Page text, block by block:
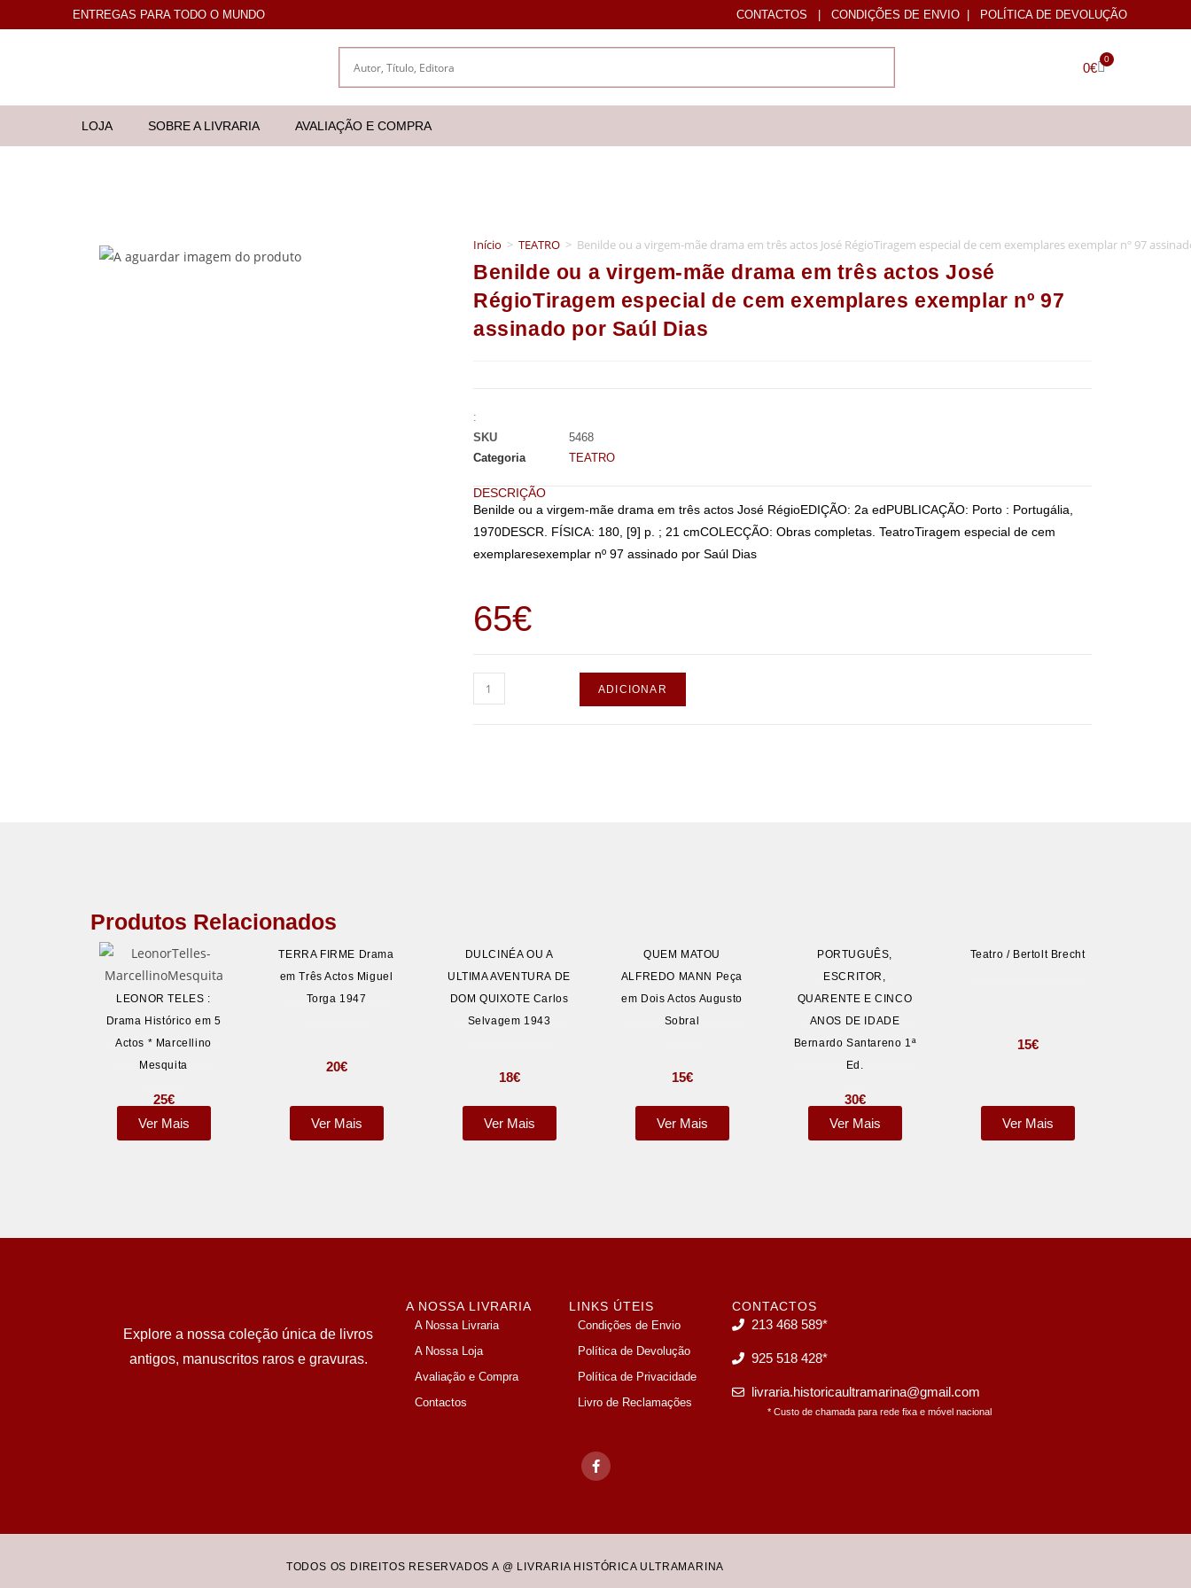
ENTREGAS PARA TODO O MUNDO CONTACTOS | CONDIÇÕES DE ENVIO | POLÍTICA DE DEVOLUÇÃO
0€
0
LOJA SOBRE A LIVRARIA AVALIAÇÃO E COMPRA
Início > TEATRO > Benilde ou a virgem-mãe drama em três actos José RégioTiragem especial de cem exemplares exemplar nº 97
Benilde ou a virgem-mãe drama em três actos José
RégioTiragem especial de cem exemplares exemplar nº 97
assinado por Saúl Dias
:
SKU
5468
Categoria
TEATRO
DESCRIÇÃO
Benilde ou a virgem-mãe drama em três actos José RégioEDIÇÃO: 2a edPUBLICAÇÃO: Porto : Portugália,
1970DESCR. FÍSICA: 180, [9] p. ; 21 cmCOLECÇÃO: Obras completas. TeatroTiragem especial de cem
exemplaresexemplar nº 97 assinado por Saúl Dias
65€
ADICIONAR
Produtos Relacionados
LEONOR TELES :
Drama Histórico em 5
Actos * Marcellino
Mesquita
25€
Ver Mais
TERRA FIRME Drama
em Três Actos Miguel
Torga 1947
20€
Ver Mais
DULCINÉA OU A
ULTIMA AVENTURA DE
DOM QUIXOTE Carlos
Selvagem 1943
18€
Ver Mais
QUEM MATOU
ALFREDO MANN Peça
em Dois Actos Augusto
Sobral
15€
Ver Mais
PORTUGUÊS,
ESCRITOR,
QUARENTE E CINCO
ANOS DE IDADE
Bernardo Santareno 1ª
Ed.
30€
Ver Mais
Teatro / Bertolt Brecht
15€
Ver Mais
Explore a nossa coleção única de livros
antigos, manuscritos raros e gravuras.
A NOSSA LIVRARIA
A Nossa Livraria
A Nossa Loja
Avaliação e Compra
Contactos
LINKS ÚTEIS
Condições de Envio
Política de Devolução
Política de Privacidade
Livro de Reclamações
CONTACTOS
213 468 589*
925 518 428*
livraria.historicaultramarina@gmail.com
* Custo de chamada para rede fixa e móvel nacional
TODOS OS DIREITOS RESERVADOS A @ LIVRARIA HISTÓRICA ULTRAMARINA